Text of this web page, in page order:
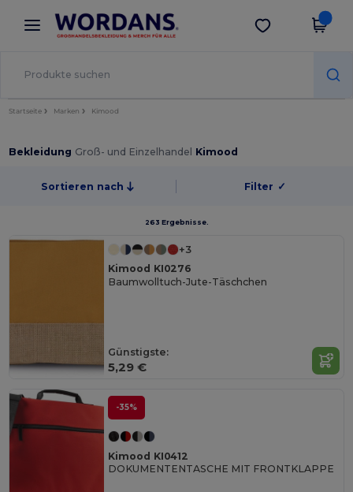
× Wordans App
Bessere Preise in der App!
App holen
Startseite Marken Kimood
Bekleidung Groß- und Einzelhandel Kimood
Sortieren nach Filter ✓
263 Ergebnisse.
+3
Kimood KI0276
Baumwolltuch-Jute-Täschchen
Günstigste:
5,29 €
-35%
Kimood KI0412
DOKUMENTENTASCHE MIT FRONTKLAPPE